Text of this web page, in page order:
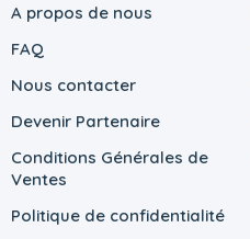
A propos de nous
FAQ
Nous contacter
Devenir Partenaire
Conditions Générales de
Ventes
Politique de confidentialité